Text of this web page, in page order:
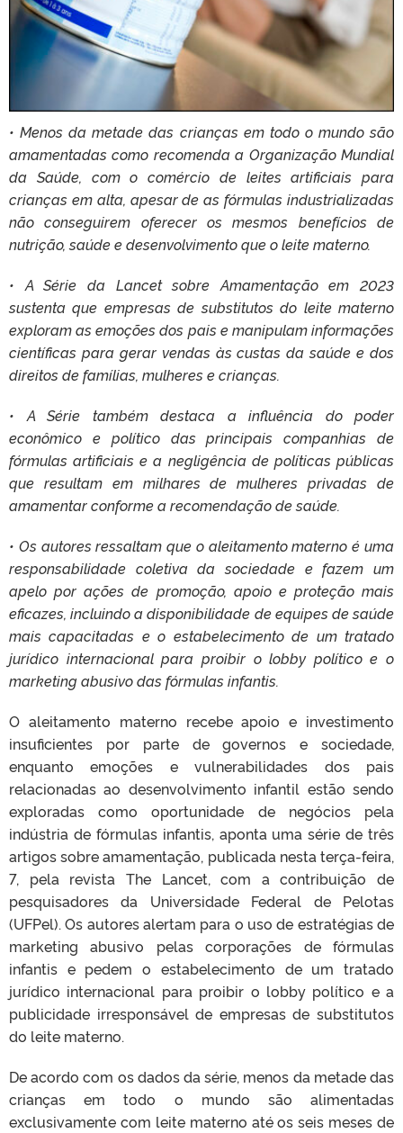
• Menos da metade das crianças em todo o mundo são
amamentadas como recomenda a Organização Mundial
da Saúde, com o comércio de leites artificiais para
crianças em alta, apesar de as fórmulas industrializadas
não conseguirem oferecer os mesmos benefícios de
nutrição, saúde e desenvolvimento que o leite materno.
• A Série da Lancet sobre Amamentação em 2023
sustenta que empresas de substitutos do leite materno
exploram as emoções dos pais e manipulam informações
científicas para gerar vendas às custas da saúde e dos
direitos de famílias, mulheres e crianças.
• A Série também destaca a influência do poder
econômico e político das principais companhias de
fórmulas artificiais e a negligência de políticas públicas
que resultam em milhares de mulheres privadas de
amamentar conforme a recomendação de saúde.
• Os autores ressaltam que o aleitamento materno é uma
responsabilidade coletiva da sociedade e fazem um
apelo por ações de promoção, apoio e proteção mais
eficazes, incluindo a disponibilidade de equipes de saúde
mais capacitadas e o estabelecimento de um tratado
jurídico internacional para proibir o lobby político e o
marketing abusivo das fórmulas infantis.
O aleitamento materno recebe apoio e investimento
insuficientes por parte de governos e sociedade,
enquanto emoções e vulnerabilidades dos pais
relacionadas ao desenvolvimento infantil estão sendo
exploradas como oportunidade de negócios pela
indústria de fórmulas infantis, aponta uma série de três
artigos sobre amamentação, publicada nesta terça-feira,
7, pela revista The Lancet, com a contribuição de
pesquisadores da Universidade Federal de Pelotas
(UFPel). Os autores alertam para o uso de estratégias de
marketing abusivo pelas corporações de fórmulas
infantis e pedem o estabelecimento de um tratado
jurídico internacional para proibir o lobby político e a
publicidade irresponsável de empresas de substitutos
do leite materno.
De acordo com os dados da série, menos da metade das
crianças em todo o mundo são alimentadas
exclusivamente com leite materno até os seis meses de